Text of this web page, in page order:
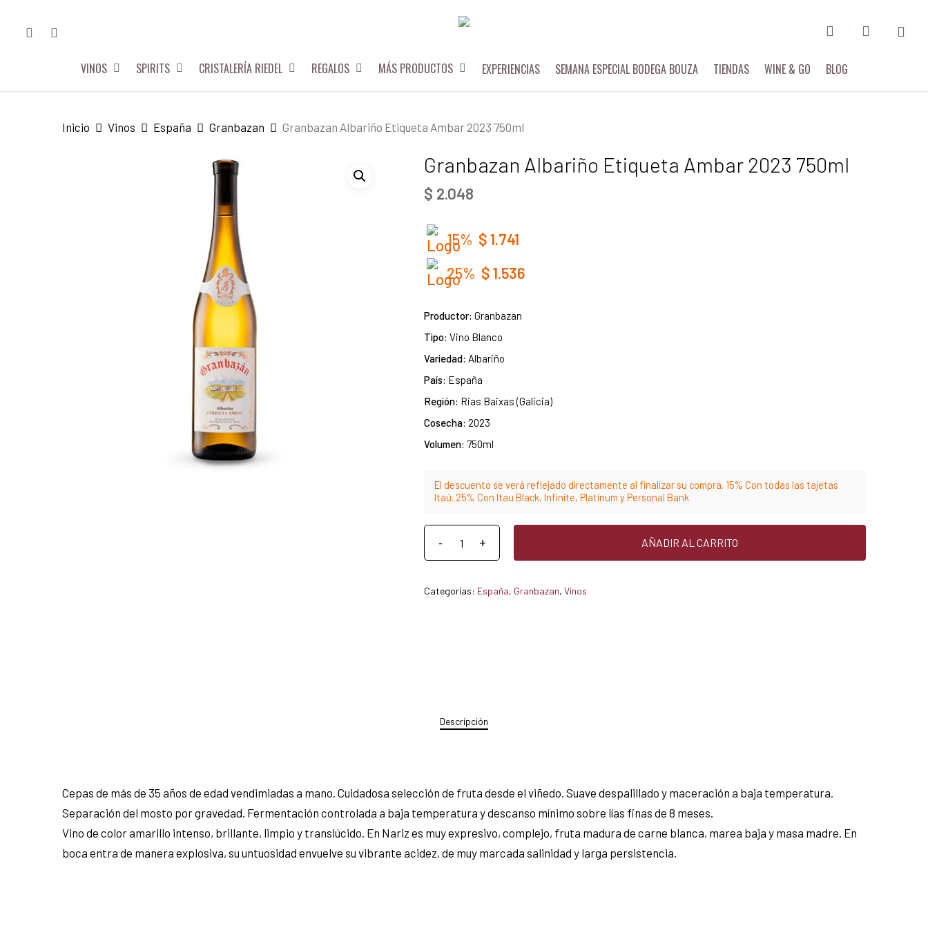
FACEBOOKINSTAGRAM
VINOS SPIRITS CRISTALERÍA RIEDEL REGALOS MÁS PRODUCTOS EXPERIENCIAS SEMANA ESPECIAL BODEGA BOUZA TIENDAS WINE & GO BLOG
Inicio Vinos España Granbazan Granbazan Albariño Etiqueta Ambar 2023 750ml
Granbazan Albariño Etiqueta Ambar 2023 750ml
$ 2.048
15% $1.741
25% $1.536
Productor: Granbazan
Tipo: Vino Blanco
Variedad: Albariño
País: España
Región: Rias Baixas (Galicia)
Cosecha: 2023
Volumen: 750ml
El descuento se verá reflejado directamente al finalizar su compra. 15% Con todas las tajetas
Itaú. 25% Con Itau Black, Infinite, Platinum y Personal Bank
AÑADIR AL CARRITO
Categorías: España, Granbazan, Vinos
Descripción
Cepas de más de 35 años de edad vendimiadas a mano. Cuidadosa selección de fruta desde el viñedo. Suave despalillado y maceración a baja temperatura.
Separación del mosto por gravedad. Fermentación controlada a baja temperatura y descanso mínimo sobre lías finas de 8 meses.
Vino de color amarillo intenso, brillante, limpio y translúcido. En Nariz es muy expresivo, complejo, fruta madura de carne blanca, marea baja y masa madre. En
boca entra de manera explosiva, su untuosidad envuelve su vibrante acidez, de muy marcada salinidad y larga persistencia.